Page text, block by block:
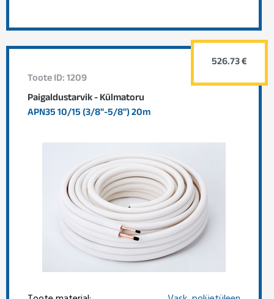
Toote ID: 1209
Paigaldustarvik - Külmatoru
APN35 10/15 (3/8"-5/8") 20m
526.73 €